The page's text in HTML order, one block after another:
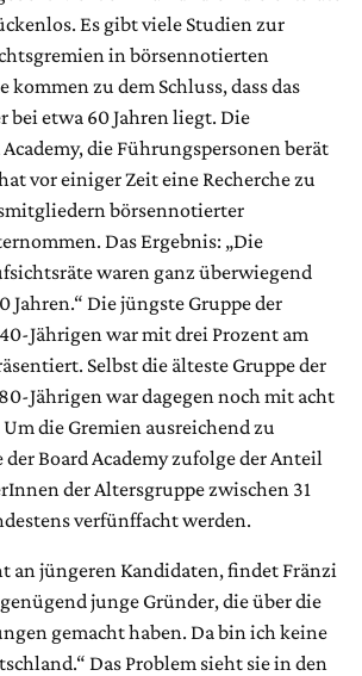
Es gibt viele Studien zur
in börsennotierten
zu dem Schluss, dass das
etwa 60 Jahren liegt. Die
die Führungspersonen berät
vor einiger Zeit eine Recherche zu
börsennotierter
Das Ergebnis: „Die
waren ganz überwiegend
Jahren.“ Die jüngste Gruppe der
Jährigen war mit drei Prozent am
Selbst die älteste Gruppe der
Jährigen war dagegen noch mit acht
die Gremien ausreichend zu
Board Academy zufolge der Anteil
der Altersgruppe zwischen 31
verfünffacht werden.
an jüngeren Kandidaten, findet Fränzi
junge Gründer, die über die
gemacht haben. Da bin ich keine
Das Problem sieht sie in den